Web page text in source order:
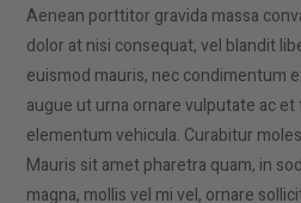
Aenean porttitor gravida massa
dolor at nisi consequat, vel blandit
euismod mauris, nec condimentum
augue ut urna ornare vulputate ac
elementum vehicula. Curabitur
Mauris sit amet pharetra quam, in
magna, mollis vel mi vel, ornare